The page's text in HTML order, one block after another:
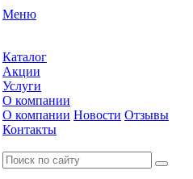
Меню
Каталог
Акции
Услуги
О компании
О компании Новости Отзывы
Контакты